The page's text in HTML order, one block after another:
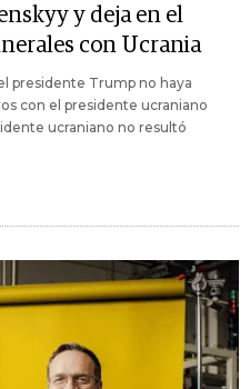
y deja en el
con Ucrania
presidente Trump no haya
con el presidente ucraniano
ucraniano no resultó